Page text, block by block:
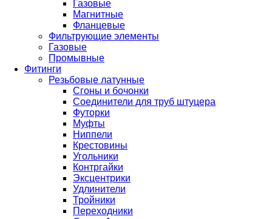
Газовые
Магнитные
Фланцевые
Фильтрующие элементы
Газовые
Промывные
Фитинги
Резьбовые латунные
Сгоны и бочонки
Соединители для труб штуцера
Футорки
Муфты
Ниппели
Крестовины
Угольники
Контргайки
Эксцентрики
Удлинители
Тройники
Переходники